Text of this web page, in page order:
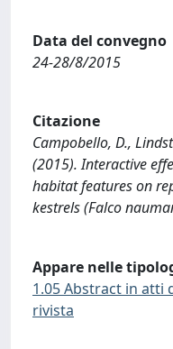
Data del convegno
24-28/8/2015
Citazione
Campobello, D.,
(2015). Interactive
habitat features on
kestrels (Falco
Appare nelle
1.05 Abstract in atti
rivista